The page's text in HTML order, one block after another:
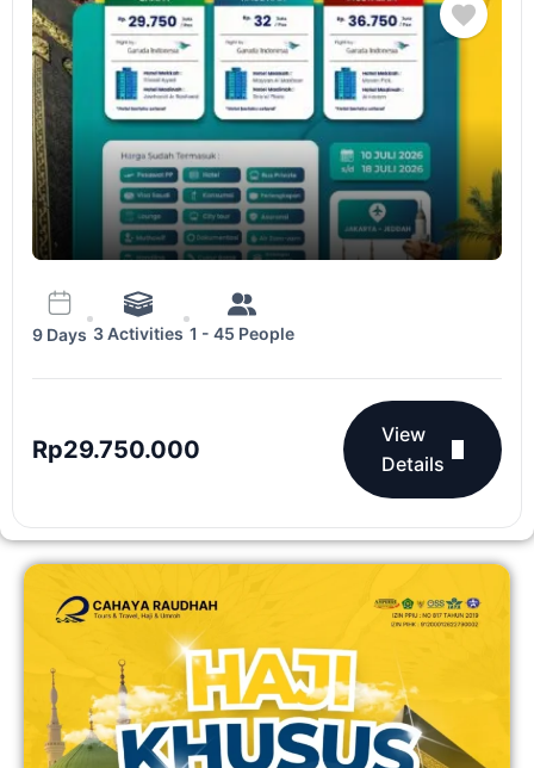
9 Days 3 Activities 1 - 45 People
Rp29.750.000
View
Details